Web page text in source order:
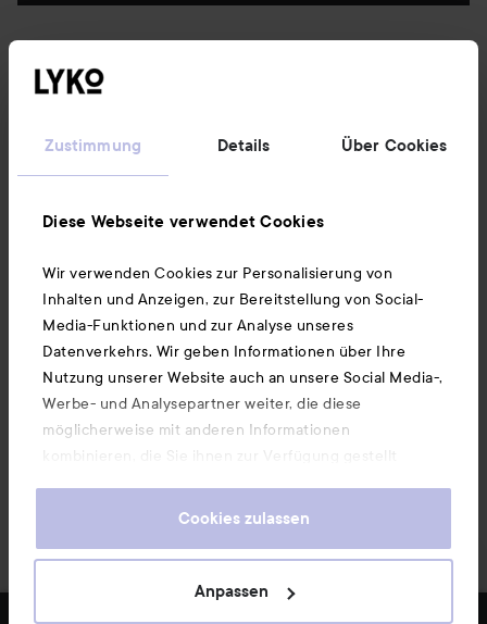
Zustimmung Details Über Cookies
Diese Webseite verwendet Cookies
Wir verwenden Cookies zur Personalisierung von
Inhalten und Anzeigen, zur Bereitstellung von Social-
Media-Funktionen und zur Analyse unseres
Datenverkehrs. Wir geben Informationen über Ihre
Nutzung unserer Website auch an unsere Social Media-,
Werbe- und Analysepartner weiter, die diese
möglicherweise mit anderen Informationen
kombinieren, die Sie ihnen zur Verfügung gestellt
gesammelt haben. Wenn Sie unsere Website weiterhin
Cookies zu. Informationen darüber, wie Sie Ihre Cookie-
Einstellungen ändern können, finden Sie in unseren
Cookies zulassen
Anpassen
Informationen
Ebenfalls interessant
Unsere App herunterladen